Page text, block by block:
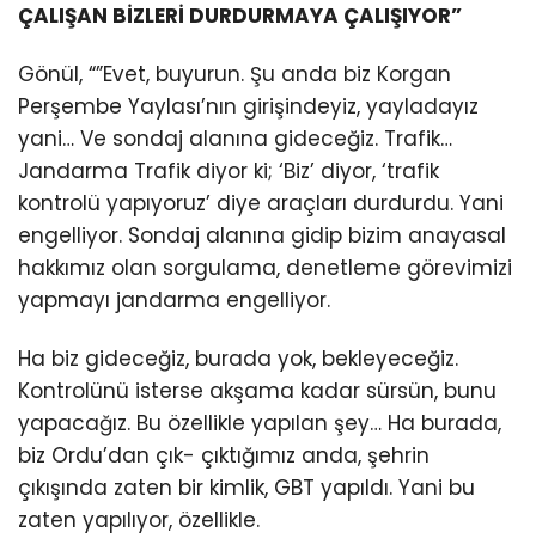
ÇALIŞAN BİZLERİ DURDURMAYA ÇALIŞIYOR”
Gönül, “”Evet, buyurun. Şu anda biz Korgan
Perşembe Yaylası’nın girişindeyiz, yayladayız
yani… Ve sondaj alanına gideceğiz. Trafik…
Jandarma Trafik diyor ki; ‘Biz’ diyor, ‘trafik
kontrolü yapıyoruz’ diye araçları durdurdu. Yani
engelliyor. Sondaj alanına gidip bizim anayasal
hakkımız olan sorgulama, denetleme görevimizi
yapmayı jandarma engelliyor.
Ha biz gideceğiz, burada yok, bekleyeceğiz.
Kontrolünü isterse akşama kadar sürsün, bunu
yapacağız. Bu özellikle yapılan şey… Ha burada,
biz Ordu’dan çık- çıktığımız anda, şehrin
çıkışında zaten bir kimlik, GBT yapıldı. Yani bu
zaten yapılıyor, özellikle.